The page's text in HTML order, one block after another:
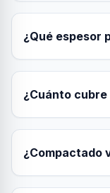
¿Qué espesor
¿Cuánto
¿Compactado